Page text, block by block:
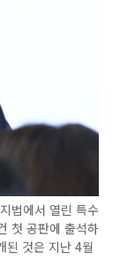
법에서 열린 특수
첫 공판에 출석하
된 것은 지난 4월